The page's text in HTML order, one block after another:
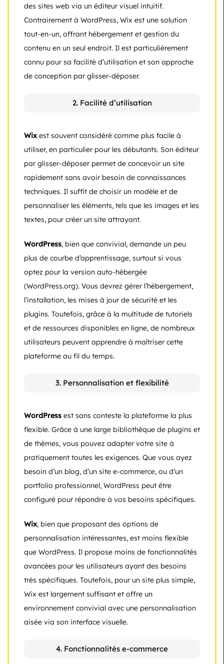
des sites web via un éditeur visuel intuitif.
Contrairement à WordPress, Wix est une solution
tout-en-un, offrant hébergement et gestion du
contenu en un seul endroit. Il est particulièrement
connu pour sa facilité d’utilisation et son approche
de conception par glisser-déposer.
2. Facilité d’utilisation
Wixest souvent considéré comme plus facile à
utiliser, en particulier pour les débutants. Son éditeur
par glisser-déposer permet de concevoir un site
rapidement sans avoir besoin de connaissances
techniques. Il suffit de choisir un modèle et de
personnaliser les éléments, tels que les images et les
textes, pour créer un site attrayant.
WordPress, bien que convivial, demande un peu
plus de courbe d’apprentissage, surtout si vous
optez pour la version auto-hébergée
(WordPress.org). Vous devrez gérer l’hébergement,
l’installation, les mises à jour de sécurité et les
plugins. Toutefois, grâce à la multitude de tutoriels
et de ressources disponibles en ligne, de nombreux
utilisateurs peuvent apprendre à maîtriser cette
plateforme au fil du temps.
3. Personnalisation et flexibilité
WordPress est sans conteste la plateforme la plus
flexible. Grâce à une large bibliothèque de plugins et
de thèmes, vous pouvez adapter votre site à
pratiquement toutes les exigences. Que vous ayez
besoin d’un blog, d’un site e-commerce, ou d’un
portfolio professionnel, WordPress peut être
configuré pour répondre à vos besoins spécifiques.
Wix, bien que proposant des options de
personnalisation intéressantes, est moins flexible
que WordPress. Il propose moins de fonctionnalités
avancées pour les utilisateurs ayant des besoins
très spécifiques. Toutefois, pour un site plus simple,
Wix est largement suffisant et offre un
environnement convivial avec une personnalisation
aisée via son interface visuelle.
4. Fonctionnalités e-commerce